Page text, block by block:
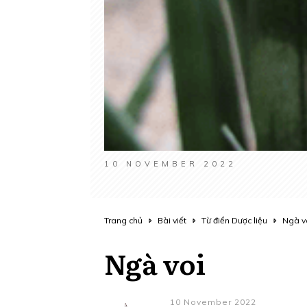
10 NOVEMBER 2022
Trang chủ Bài viết Từ điển Dược liệu Ngà
Ngà voi
10 November 2022